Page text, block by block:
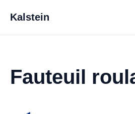
Kalstein
Fauteuil